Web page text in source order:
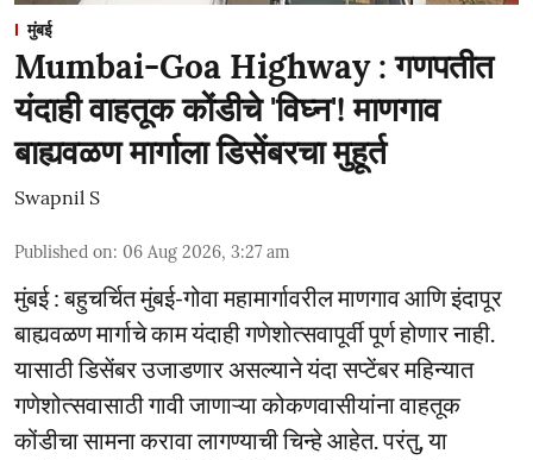
मुंबई
Mumbai-Goa Highway : गणपतीत
यंदाही वाहतूक कोंडीचे 'विघ्न'! माणगाव
बाह्यवळण मार्गाला डिसेंबरचा मुहूर्त
Swapnil S
Published on: 06 Aug 2026, 3:27 am
मुंबई : बहुचर्चित मुंबई-गोवा महामार्गावरील माणगाव आणि इंदापूर
बाह्यवळण मार्गाचे काम यंदाही गणेशोत्सवापूर्वी पूर्ण होणार नाही.
यासाठी डिसेंबर उजाडणार असल्याने यंदा सप्टेंबर महिन्यात
गणेशोत्सवासाठी गावी जाणाऱ्या कोकणवासीयांना वाहतूक
कोंडीचा सामना करावा लागण्याची चिन्हे आहेत. परंतु, या